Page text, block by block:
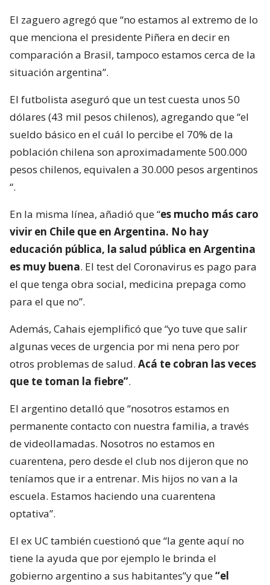
El zaguero agregó que “no estamos al extremo de lo
que menciona el presidente Piñera en decir en
comparación a Brasil, tampoco estamos cerca de la
situación argentina”.
El futbolista aseguró que un test cuesta unos 50
dólares (43 mil pesos chilenos), agregando que “el
sueldo básico en el cuál lo percibe el 70% de la
población chilena son aproximadamente 500.000
pesos chilenos, equivalen a 30.000 pesos argentinos
“.
En la misma línea, añadió que “es mucho más caro
vivir en Chile que en Argentina. No hay
educación pública, la salud pública en Argentina
es muy buena. El test del Coronavirus es pago para
el que tenga obra social, medicina prepaga como
para el que no”.
Además, Cahais ejemplificó que “yo tuve que salir
algunas veces de urgencia por mi nena pero por
otros problemas de salud. Acá te cobran las veces
que te toman la fiebre”.
El argentino detalló que “nosotros estamos en
permanente contacto con nuestra familia, a través
de videollamadas. Nosotros no estamos en
cuarentena, pero desde el club nos dijeron que no
teníamos que ir a entrenar. Mis hijos no van a la
escuela. Estamos haciendo una cuarentena
optativa”.
El ex UC también cuestionó que “la gente aquí no
tiene la ayuda que por ejemplo le brinda el
gobierno argentino a sus habitantes”y que“el